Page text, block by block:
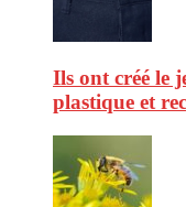
Ils ont créé le
plastique et